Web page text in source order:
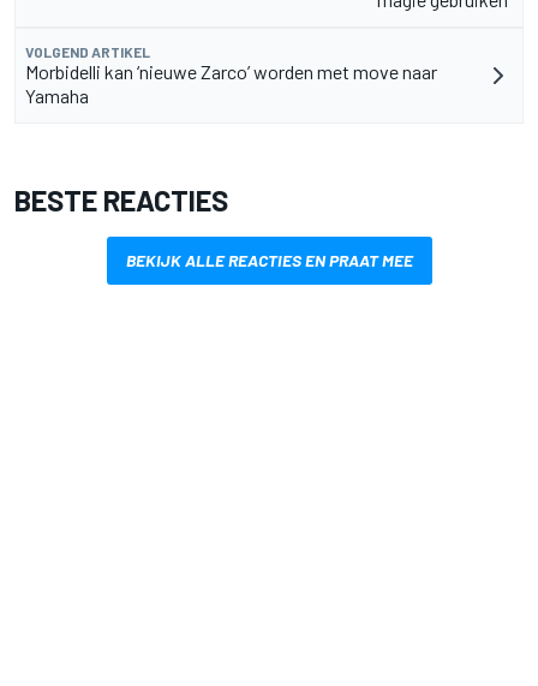
VOLGEND ARTIKEL
Morbidelli kan ‘nieuwe Zarco’ worden met move naar
Yamaha
BESTE REACTIES
BEKIJK ALLE REACTIES EN PRAAT MEE